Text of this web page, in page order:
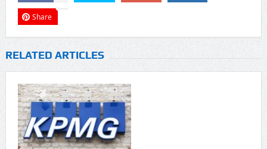
Share
RELATED ARTICLES